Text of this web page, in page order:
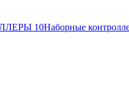
10Наборные